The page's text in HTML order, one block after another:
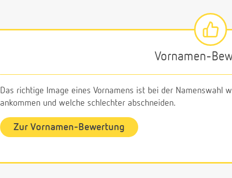
Vornamen-
Das richtige Image eines Vornamens ist bei der Namenswahl
ankommen und welche schlechter abschneiden.
Zur Vornamen-Bewertung